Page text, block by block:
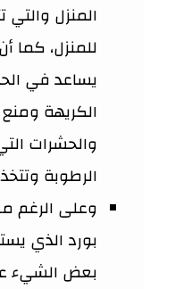
المنزل
للمنزل، كما
يساعد في
الكريهة ومنع
والحشرات
الرطوبة
وعلى الرغم
بورد الذي
بعض الشيء